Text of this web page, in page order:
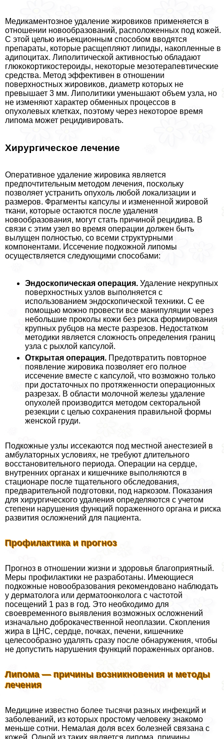
Медикаментозное удаление жировиков применяется в
отношении новообразований, расположенных под кожей.
С этой целью инъекционным способом вводятся
препараты, которые расщепляют липиды, накопленные в
адипоцитах. Липолитической активностью обладают
глюкокортикостероиды, некоторые мезотерапевтические
средства. Метод эффективен в отношении
поверхностных жировиков, диаметр которых не
превышает 3 мм. Липолитики уменьшают объем узла, но
не изменяют хаpaктер обменных процессов в
опухолевых клетках, поэтому через некоторое время
липома может рецидивировать.
Хирургическое лечение
Оперативное удаление жировика является
предпочтительным методом лечения, поскольку
позволяет устранить опухоль любой локализации и
размеров. Фрагменты капсулы и измененной жировой
ткани, которые остаются после удаления
новообразования, могут стать причиной рецидива. В
связи с этим узел во время операции должен быть
вылущен полностью, со всеми структурными
компонентами. Иссечение подкожной липомы
осуществляется следующими способами:
Эндоскопическая операция. Удаление некрупных
поверхностных узлов выполняется с
использованием эндоскопической техники. С ее
помощью можно провести все манипуляции через
небольшие проколы кожи без риска формирования
крупных рубцов на месте разрезов. Недостатком
методики является сложность определения границ
узла с рыхлой капсулой.
Открытая операция. Предотвратить повторное
появление жировика позволяет его полное
иссечение вместе с капсулой, что возможно только
при достаточных по протяженности операционных
разрезах. В области молочной железы удаление
опухолей производится методом сектopaльной
резекции с целью сохранения правильной формы
женской гpyди.
Подкожные узлы иссекаются под местной анестезией в
амбулаторных условиях, не требуют длительного
восстановительного периода. Операции на сердце,
внутренних органах и кишечнике выполняются в
стационаре после тщательного обследования,
предварительной подготовки, под наркозом. Показания
для хирургического удаления определяются с учетом
степени нарушения функций пораженного органа и риска
развития осложнений для пациента.
Профилактика и прогноз
Прогноз в отношении жизни и здоровья благоприятный.
Меры профилактики не разработаны. Имеющиеся
подкожные новообразования рекомендовано наблюдать
у дерматолога или дерматоoнкoлoга с частотой
посещений 1 раз в год. Это необходимо для
своевременного выявления возможных осложнений
изначально доброкачественной неоплазии. Скопления
жира в ЦНС, сердце, почках, печени, кишечнике
целесообразно удалять сразу после обнаружения, чтобы
не допустить нарушения функций пораженных органов.
Липома — причины возникновения и методы
лечения
Медицине известно более тысячи разных инфекций и
заболеваний, из которых простому человеку знакомо
меньше сотни. Немалая доля всех болезней связана с
кожей. Одной из таких является липома, причины